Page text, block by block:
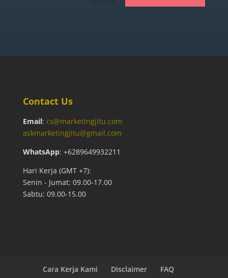
Contact Us
Email: cs@marketingjitu.com
askmarketingjitu@gmail.com
WhatsApp: +6289649932211
Hari Kerja (GMT +7):
Senin - Jumat: 09.00-17.00
Sabtu: 09.00-15.00
Cara Kerja Kami Disclaimer FAQ